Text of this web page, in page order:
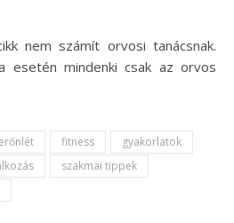
nem számít orvosi tanácsnak.
esetén mindenki csak az orvos
erőnlét fitness
gyakorlatok
szakmai tippek